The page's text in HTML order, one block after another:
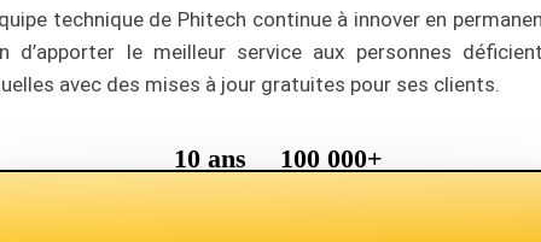
technique de Phitech continue à innover en
d’apporter le meilleur service aux personnes
avec des mises à jour gratuites pour ses clients.
10 ans 100 000+